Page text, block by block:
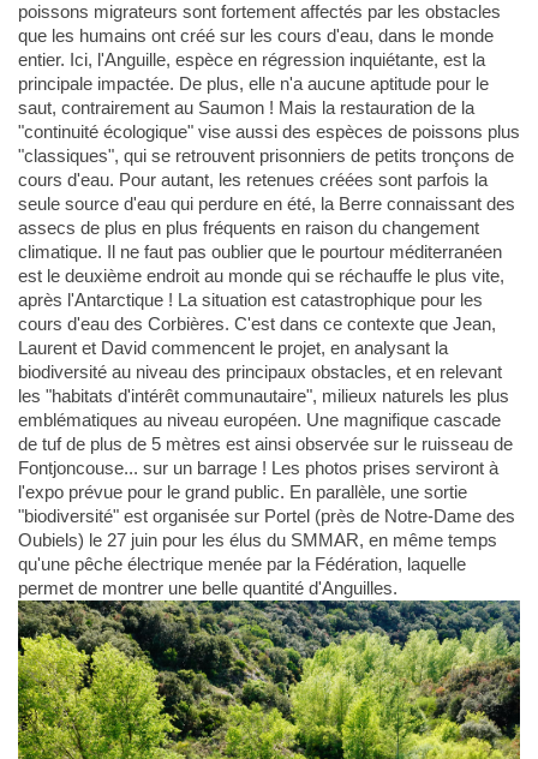
poissons migrateurs sont fortement affectés par les obstacles
que les humains ont créé sur les cours d'eau, dans le monde
entier. Ici, l'Anguille, espèce en régression inquiétante, est la
principale impactée. De plus, elle n'a aucune aptitude pour le
saut, contrairement au Saumon ! Mais la restauration de la
"continuité écologique" vise aussi des espèces de poissons plus
"classiques", qui se retrouvent prisonniers de petits tronçons de
cours d'eau. Pour autant, les retenues créées sont parfois la
seule source d'eau qui perdure en été, la Berre connaissant des
assecs de plus en plus fréquents en raison du changement
climatique. Il ne faut pas oublier que le pourtour méditerranéen
est le deuxième endroit au monde qui se réchauffe le plus vite,
après l'Antarctique ! La situation est catastrophique pour les
cours d'eau des Corbières. C'est dans ce contexte que Jean,
Laurent et David commencent le projet, en analysant la
biodiversité au niveau des principaux obstacles, et en relevant
les "habitats d'intérêt communautaire", milieux naturels les plus
emblématiques au niveau européen. Une magnifique cascade
de tuf de plus de 5 mètres est ainsi observée sur le ruisseau de
Fontjoncouse... sur un barrage ! Les photos prises serviront à
l'expo prévue pour le grand public. En parallèle, une sortie
"biodiversité" est organisée sur Portel (près de Notre-Dame des
Oubiels) le 27 juin pour les élus du SMMAR, en même temps
qu'une pêche électrique menée par la Fédération, laquelle
permet de montrer une belle quantité d'Anguilles.